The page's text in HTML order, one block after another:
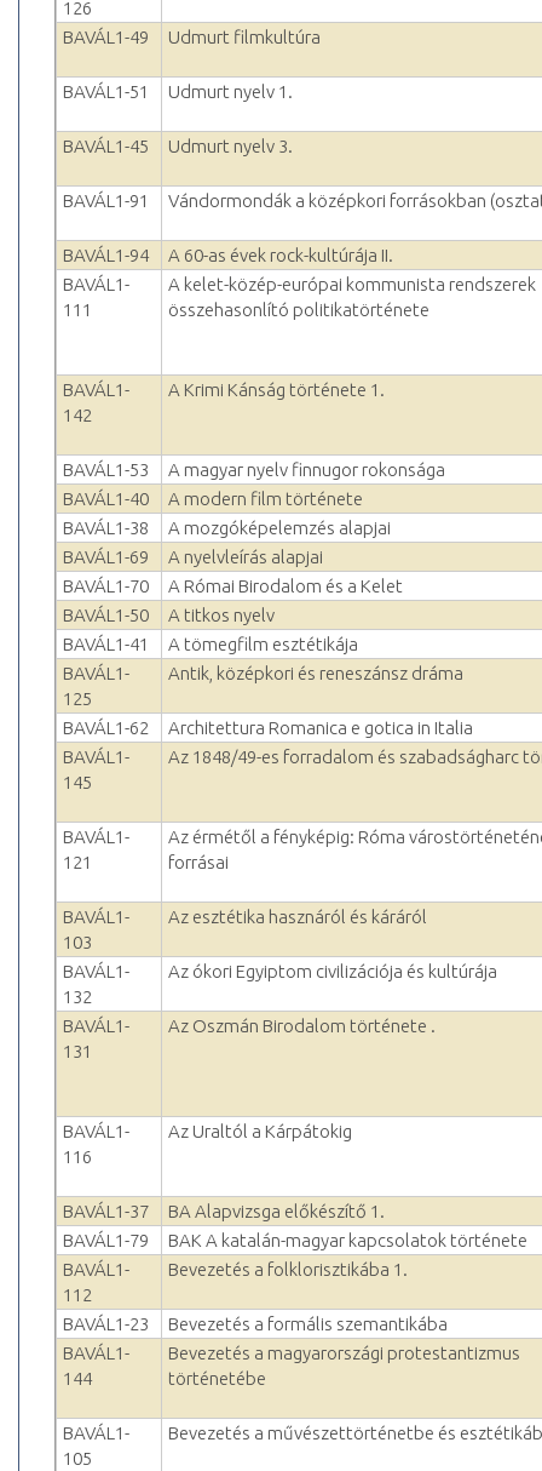
126
BAVÁL1-49
Udmurt filmkultúra
BAVÁL1-51 Udmurt nyelv 1.
BAVÁL1-45 Udmurt nyelv 3.
BAVÁL1-91 Vándormondák a középkori forrásokban
BAVÁL1-94
A 60-as évek rock-kultúrája II.
BAVÁL1-
111
A kelet-közép-európai kommunista rendszerek
összehasonlító politikatörténete
BAVÁL1-
142
A Krimi Kánság története 1.
BAVÁL1-53
A magyar nyelv finnugor rokonsága
BAVÁL1-40
A modern film története
BAVÁL1-38
A mozgóképelemzés alapjai
BAVÁL1-69
A nyelvleírás alapjai
BAVÁL1-70
A Római Birodalom és a Kelet
BAVÁL1-50
A titkos nyelv
BAVÁL1-41
A tömegfilm esztétikája
BAVÁL1-
125
Antik, középkori és reneszánsz dráma
BAVÁL1-62
Architettura Romanica e gotica in Italia
BAVÁL1-
145
Az 1848/49-es forradalom és szabadságharc
BAVÁL1-
121
Az érmétől a fényképig: Róma
forrásai
BAVÁL1-
103
Az esztétika hasznáról és káráról
BAVÁL1-
132
Az ókori Egyiptom civilizációja és kultúrája
BAVÁL1-
131
Az Oszmán Birodalom története .
BAVÁL1-
116
Az Uraltól a Kárpátokig
BAVÁL1-37
BA Alapvizsga előkészítő 1.
BAVÁL1-79
BAK A katalán-magyar kapcsolatok története
BAVÁL1-
112
Bevezetés a folklorisztikába 1.
BAVÁL1-23
Bevezetés a formális szemantikába
BAVÁL1-
144
Bevezetés a magyarországi protestantizmus
történetébe
BAVÁL1-
105
Bevezetés a művészettörténetbe és